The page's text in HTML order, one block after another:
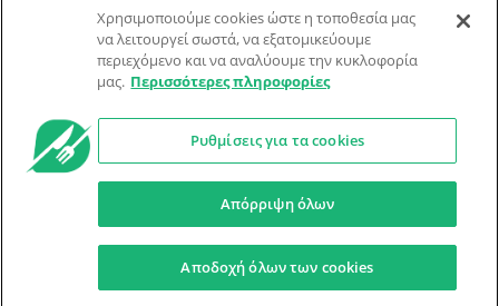
Υποβολή Συνταγής
Φόρμα Επικοινωνίας
© Dorpon • Μηχανή αναζήτησης για …καλοφαγάδες!
Προστασία Προσωπικών Δεδομένων Όροι Xρήσης
Ο βοηθός μπορεί να κάνει λάθη — ελέγξτε τις συνταγές.
Χρησιμοποιούμε cookies ώστε η τοποθεσία μας
να λειτουργεί σωστά, να εξατομικεύουμε
περιεχόμενο και να αναλύουμε την κυκλοφορία
μας. Περισσότερες πληροφορίες
Ρυθμίσεις για τα cookies
Απόρριψη όλων
Αποδοχή όλων των cookies